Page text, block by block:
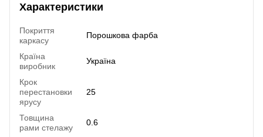
Характеристики
Покриття
каркасу
Порошкова фарба
Країна
виробник
Україна
Крок
перестановки
ярусу
25
Товщина
рами стелажу
0.6